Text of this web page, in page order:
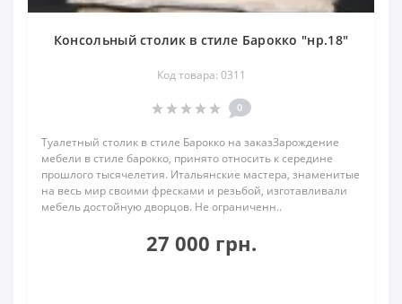
Консольный столик в стиле Барокко "нр.18"
Код товара: 0311
0
Туалетный столик в стиле Барокко на заказЗарождение
мебели в стиле барокко, принято относить к середине
прошлого тысячелетия. Итальянские мастера, знаменитые
на весь мир своими фресками и резьбой, изготавливали
мебель достойную дворцов. Не ограниченн..
27 000 грн.